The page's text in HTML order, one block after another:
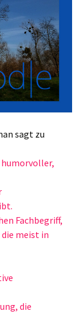
sagt zu
Fachbegriff,
meist in
die